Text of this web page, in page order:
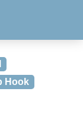
Hook